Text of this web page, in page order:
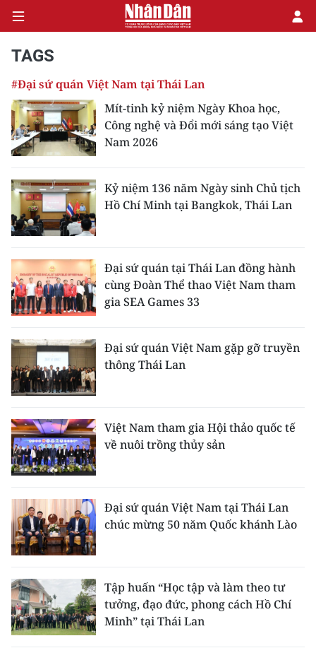
CHÍNH TRỊ
KINH TẾ
XÃ HỘI
PHÁP LUẬT
DU LỊCH
THẾ GIỚI
GIÁO DỤC
KHOA HỌC - CÔNG NGHỆ
MÔI TRƯỜNG
BẠN ĐỌC
KIỂM CHỨNG THÔNG TIN
54 DÂN TỘC VIỆT NAM
CHƯƠNG TRÌNH OCOP - MỖI XÃ
TAGS
#Đại sứ quán Việt Nam tại Thái Lan
Mít-tinh kỷ niệm Ngày Khoa học,
Công nghệ và Đổi mới sáng tạo Việt
Nam 2026
Kỷ niệm 136 năm Ngày sinh Chủ tịch
Hồ Chí Minh tại Bangkok, Thái Lan
Đại sứ quán tại Thái Lan đồng hành
cùng Đoàn Thể thao Việt Nam tham
gia SEA Games 33
Đại sứ quán Việt Nam gặp gỡ truyền
thông Thái Lan
Việt Nam tham gia Hội thảo quốc tế
về nuôi trồng thủy sản
Đại sứ quán Việt Nam tại Thái Lan
chúc mừng 50 năm Quốc khánh Lào
Tập huấn “Học tập và làm theo tư
tưởng, đạo đức, phong cách Hồ Chí
Minh” tại Thái Lan